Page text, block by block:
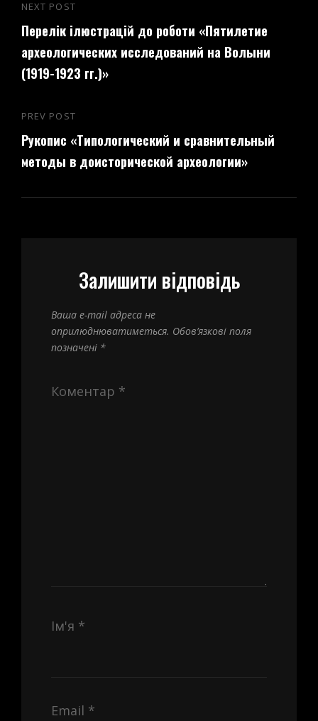
Навігація
записів
Previous
Post
PREV POST
Рукопис «Типологический и сравнительный
методы в доисторической археологии»
Next
Post
NEXT POST
Перелік ілюстрацій до роботи «Пятилетие
археологических исследований на Волыни
(1919-1923 гг.)»
Залишити відповідь
Ваша e-mail адреса не
оприлюднюватиметься. Обов’язкові поля
позначені *
Коментар *
Ім'я *
Email *